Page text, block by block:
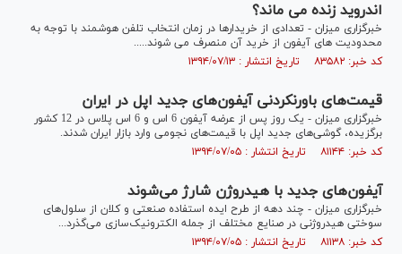
اندروید زنده می ماند؟
خبرگزاری میزان - تعدادی از خریدارها در زمان انتخاب تلفن هوشمند با توجه به
محدودیت های آیفون از خرید آن منصرف می شوند.....
کد خبر: ۸۳۵۸۲ تاریخ انتشار : ۱۳۹۴/۰۷/۱۳
قیمت‌های باورنکردنی آیفون‌های جدید اپل در ایران
خبرگزاری میزان - یک روز پس از عرضه آیفون 6 اس و 6 اس پلاس در 12 کشور
برگزیده، گوشی‌های جدید اپل با قیمت‌های نجومی وارد بازار ایران شدند.
کد خبر: ۸۱۱۴۴ تاریخ انتشار : ۱۳۹۴/۰۷/۰۵
آیفون‌های جدید با هیدروژن شارژ می‌شوند
خبرگزاری میزان - چند دهه از طرح ایده استفاده صنعتی و کلان از سلول‌های
سوختی هیدروژنی در صنایع مختلف از جمله الکترونیک‌سازی می‌گذرد...
کد خبر: ۸۱۱۳۸ تاریخ انتشار : ۱۳۹۴/۰۷/۰۵